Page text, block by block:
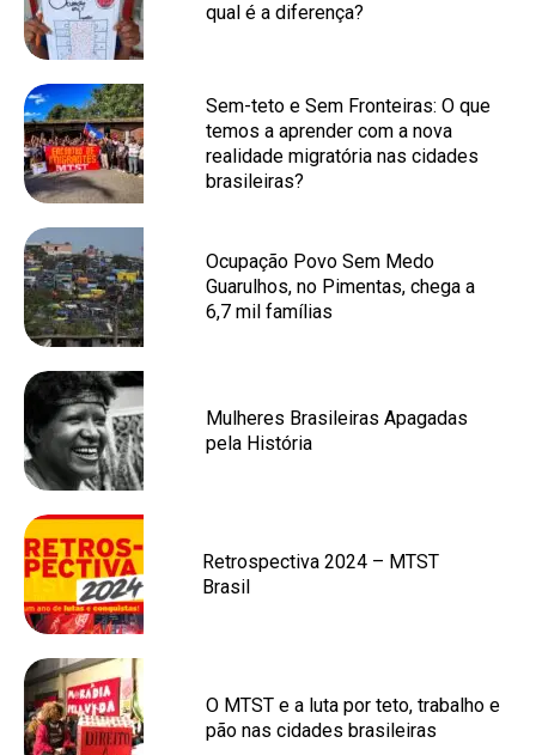
qual é a diferença?
Sem-teto e Sem Fronteiras: O que
temos a aprender com a nova
realidade migratória nas cidades
brasileiras?
Ocupação Povo Sem Medo
Guarulhos, no Pimentas, chega a
6,7 mil famílias
Mulheres Brasileiras Apagadas
pela História
Retrospectiva 2024 – MTST
Brasil
O MTST e a luta por teto, trabalho e
pão nas cidades brasileiras